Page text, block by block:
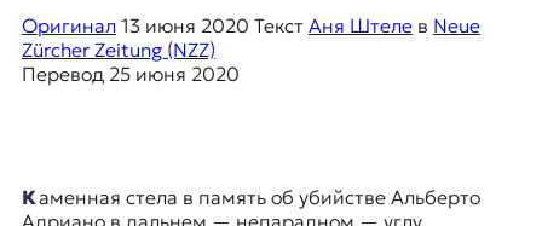
к
а
в
п
о
Оригинал 13 июня 2020 Текст Аня Штелев Neue
Zürcher Zeitung (NZZ)
Перевод 25 июня 2020
Каменная стела в память об убийстве Альберто